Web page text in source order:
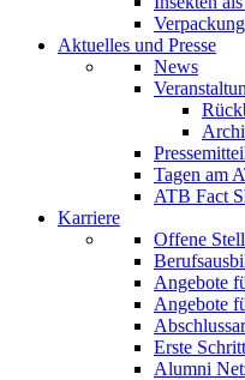
Aktuelles und Presse
News
Tagen am
ATB Fact
Karriere
Offene
Angebote
Angebote
Erste
Alumni